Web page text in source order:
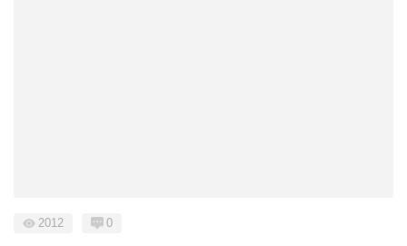
2012 0